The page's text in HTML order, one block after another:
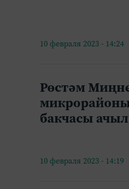
10 февраля 2023 - 14:24
Рөстәм
бакчасы
10 февраля 2023 - 14:19